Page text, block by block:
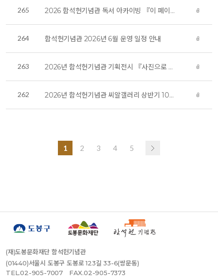
265 2026 함석헌기념관 독서 아카이빙 『이 페이지에서 멈췄다』
264 함석헌기념관 2026년 6월 운영 일정 안내
263 2026년 함석헌기념관 기획전시 『사진으로 만나는 함석헌』
262 2026년 함석헌기념관 씨알갤러리 상반기 10차 대관 전시 안내
1 2 3 4 5
(재)도봉문화재단 함석헌기념관
(01440)서울시 도봉구 도봉로 123길 33-6(쌍문동)
TEL.02-905-7007
FAX.02-905-7373